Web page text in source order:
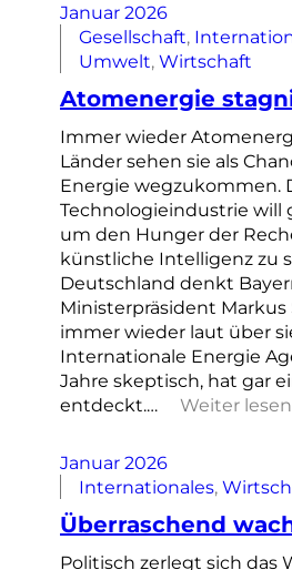
Januar 2026
Gesellschaft,
Umwelt, Wirtschaft
Atomenergie
Immer wieder
Länder sehen sie als
Energie wegzukommen.
Technologieindustrie will
um den Hunger der
künstliche Intelligenz zu
Deutschland denkt
Ministerpräsident Markus
immer wieder laut über
Internationale Energie
Jahre skeptisch, hat gar
entdeckt.…
Weiter lesen
Januar 2026
Internationales,
Überraschend
Politisch zerlegt sich das